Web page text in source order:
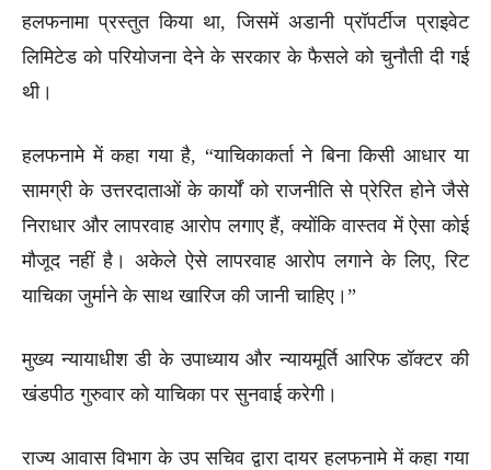
हलफनामा प्रस्तुत किया था, जिसमें अडानी प्रॉपर्टीज प्राइवेट
लिमिटेड को परियोजना देने के सरकार के फैसले को चुनौती दी गई
थी।
हलफनामे में कहा गया है, “याचिकाकर्ता ने बिना किसी आधार या
सामग्री के उत्तरदाताओं के कार्यों को राजनीति से प्रेरित होने जैसे
निराधार और लापरवाह आरोप लगाए हैं, क्योंकि वास्तव में ऐसा कोई
मौजूद नहीं है। अकेले ऐसे लापरवाह आरोप लगाने के लिए, रिट
याचिका जुर्माने के साथ खारिज की जानी चाहिए।”
मुख्य न्यायाधीश डी के उपाध्याय और न्यायमूर्ति आरिफ डॉक्टर की
खंडपीठ गुरुवार को याचिका पर सुनवाई करेगी।
राज्य आवास विभाग के उप सचिव द्वारा दायर हलफनामे में कहा गया